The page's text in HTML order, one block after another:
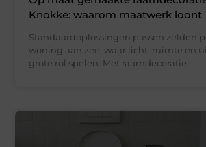
Knokke: waarom maatwerk loont
Standaardoplossingen passen zelden
woning aan zee, waar licht, ruimte en
grote rol spelen. Met raamdecoratie